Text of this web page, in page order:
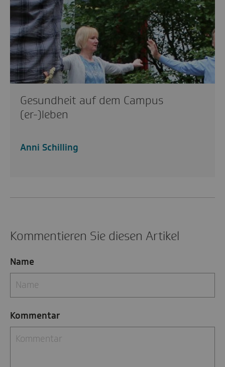
Gesundheit auf dem Campus
(er-)leben
Anni Schilling
Kommentieren Sie diesen Artikel
Name
Kommentar